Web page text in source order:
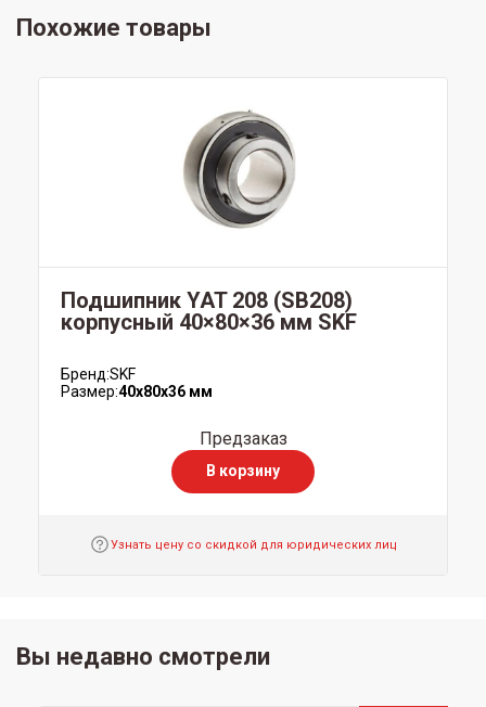
Похожие товары
Подшипник YAT 208 (SB208)
корпусный 40×80×36 мм SKF
Бренд:SKF
Размер:40x80x36 мм
Предзаказ
В корзину
Узнать цену со скидкой для юридических лиц
Вы недавно смотрели